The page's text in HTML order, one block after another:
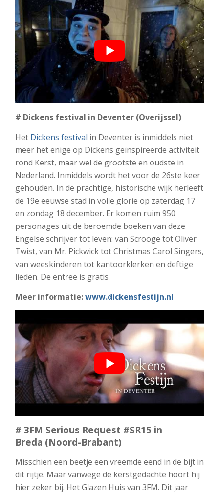
# Dickens festival in Deventer (Overijssel)
Het Dickens festival in Deventer is inmiddels niet
meer het enige op Dickens geïnspireerde activiteit
rond Kerst, maar wel de grootste en oudste in
Nederland. Inmiddels wordt het voor de 26ste keer
gehouden. In de prachtige, historische wijk herleeft
de 19e eeuwse stad in volle glorie op zaterdag 17
en zondag 18 december. Er komen ruim 950
personages uit de beroemde boeken van deze
Engelse schrijver tot leven: van Scrooge tot Oliver
Twist, van Mr. Pickwick tot Christmas Carol Singers,
van weeskinderen tot kantoorklerken en deftige
lieden. De entree is gratis.
Meer informatie:www.dickensfestijn.nl
# 3FM Serious Request #SR15 in
Breda (Noord-Brabant)
Misschien een beetje een vreemde eend in de bijt in
dit rijtje. Maar vanwege de kerstgedachte hoort hij
hier zeker bij. Het Glazen Huis van 3FM. Dit jaar